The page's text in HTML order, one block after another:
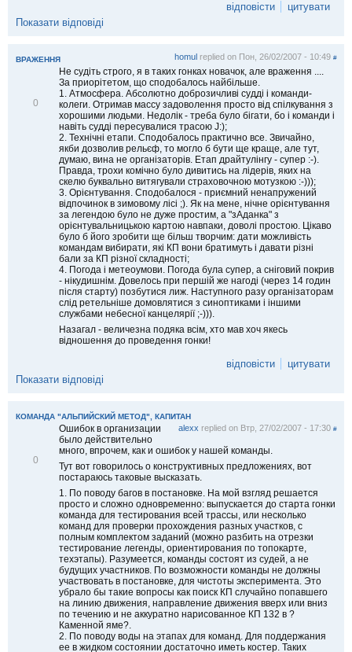
відповісти
цитувати
Показати відповіді
ВРАЖЕННЯ homul replied on Пон, 26/02/2007 - 10:49 #
0
Не судіть строго, я в таких гонках новачок, але враження ....
За приорітетом, що сподобалось найбільше.
1. Атмосфера. Абсолютно доброзичливі судді і команди-
колеги. Отримав массу задоволення просто від спілкування з
хорошими людьми. Недолік - треба було бігати, бо і команди і
навіть судді пересувалися трасою J:);
2. Технічні етапи. Сподобалось практично все. Звичайно,
якби дозволив рельєф, то могло б бути ще краще, але тут,
думаю, вина не організаторів. Етап драйтулінгу - супер :-).
Правда, трохи комічно було дивитись на лідерів, яких на
скелю буквально витягували страховочною мотузкою :-)));
3. Орієнтування. Сподобалося - приємний ненапружений
відпочинок в зимовому лісі ;). Як на мене, нічне орієнтування
за легендою було не дуже простим, а "зАданка" з
орієнтувальницькою картою навпаки, доволі простою. Цікаво
було б його зробити ще більш творчим: дати можливість
командам вибирати, які КП вони братимуть і давати різні
бали за КП різної складності;
4. Погода і метеоумови. Погода була супер, а сніговий покрив
- нікудишнім. Довелось при першій же нагоді (через 14 годин
після старту) позбутися лиж. Наступного разу організаторам
слід ретельніше домовлятися з синоптиками і іншими
службами небесної канцелярії ;-))).
Назагал - величезна подяка всім, хто мав хоч якесь
відношення до проведення гонки!
відповісти
цитувати
Показати відповіді
КОМАНДА "АЛЬПИЙСКИЙ МЕТОД", КАПИТАН
alexx replied on Втр, 27/02/2007 - 17:30 #
0
Ошибок в организации
было действительно
много, впрочем, как и ошибок у нашей команды.
Тут вот говорилось о конструктивных предложениях, вот
постараюсь таковые высказать.
1. По поводу багов в постановке. На мой взгляд решается
просто и сложно одновременно: выпускается до старта гонки
команда для тестирования всей трассы, или несколько
команд для проверки прохождения разных участков, с
полным комплектом заданий (можно разбить на отрезки
тестирование легенды, ориентирования по топокарте,
техэтапы). Разумеется, команды состоят из судей, а не
будущих участников. По возможности команды не должны
участвовать в постановке, для чистоты эксперимента. Это
убрало бы такие вопросы как поиск КП случайно попавшего
на линию движения, направление движения вверх или вниз
по течению и не аккуратно нарисованное КП 132 в ?
Каменной яме?.
2. По поводу воды на этапах для команд. Для поддержания
ее в жидком состоянии достаточно иметь костер. Таких